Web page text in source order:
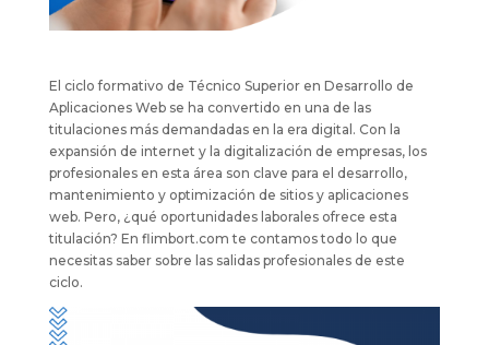
El ciclo formativo de Técnico Superior en Desarrollo de
Aplicaciones Web se ha convertido en una de las
titulaciones más demandadas en la era digital. Con la
expansión de internet y la digitalización de empresas, los
profesionales en esta área son clave para el desarrollo,
mantenimiento y optimización de sitios y aplicaciones
web. Pero, ¿qué oportunidades laborales ofrece esta
titulación? En flimbort.com te contamos todo lo que
necesitas saber sobre las salidas profesionales de este
ciclo.